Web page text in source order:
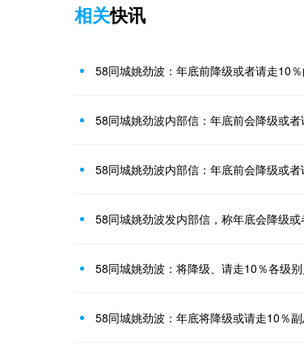
相关快讯
58同城姚劲波：年底前降级或者请走10
58同城姚劲波内部信：年底前会降级或
58同城姚劲波内部信：年底前会降级或
58同城姚劲波发内部信，称年底会降级
58同城姚劲波：将降级、请走10％各级
58同城姚劲波：年底将降级或请走10％